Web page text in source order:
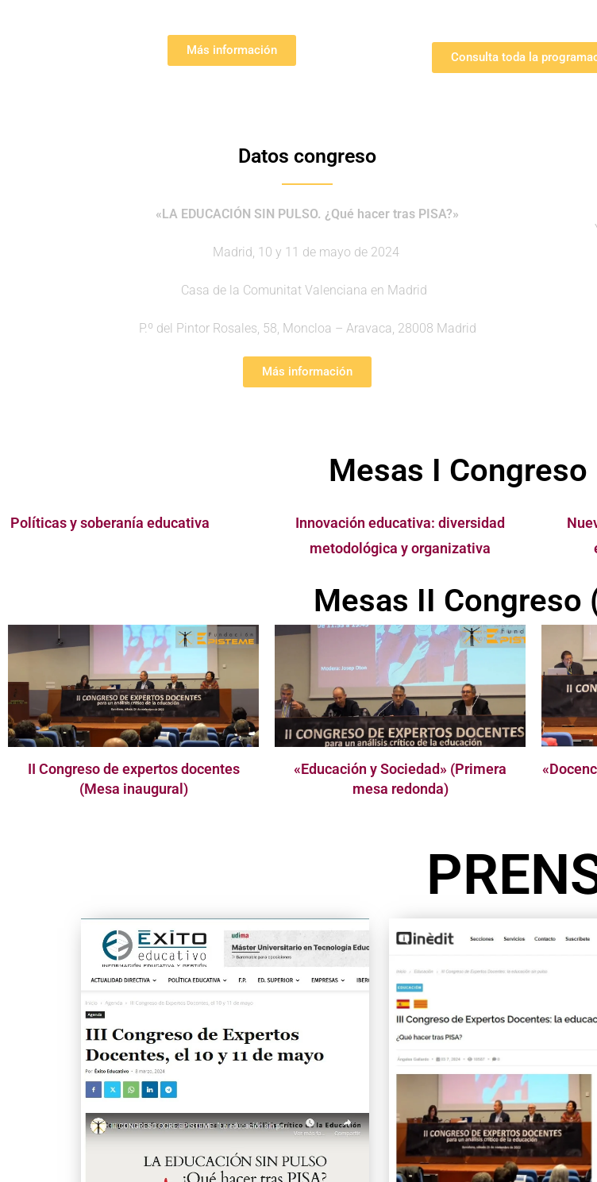
Más información
Consulta toda la
Datos congreso
«LA EDUCACIÓN SIN PULSO. ¿Qué hacer tras PISA?»
Madrid, 10 y 11 de mayo de 2024
Casa de la Comunitat Valenciana en Madrid
P.º del Pintor Rosales, 58, Moncloa – Aravaca, 28008 Madrid
Más información
Mesas I Congreso
Políticas y soberanía educativa
Innovación educativa: diversidad
metodológica y organizativa
Mesas II Congreso
II Congreso de expertos docentes
(Mesa inaugural)
«Educación y Sociedad» (Primera
mesa redonda)